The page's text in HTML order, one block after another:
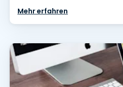
Mehr erfahren